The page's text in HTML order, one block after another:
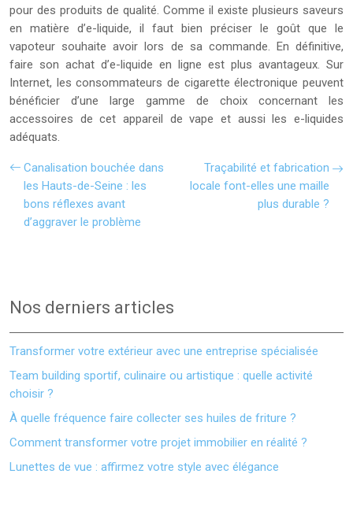
pour des produits de qualité. Comme il existe plusieurs saveurs
en matière d’e-liquide, il faut bien préciser le goût que le
vapoteur souhaite avoir lors de sa commande. En définitive,
faire son achat d’e-liquide en ligne est plus avantageux. Sur
Internet, les consommateurs de cigarette électronique peuvent
bénéficier d’une large gamme de choix concernant les
accessoires de cet appareil de vape et aussi les e-liquides
adéquats.
Canalisation bouchée dans
les Hauts-de-Seine : les
bons réflexes avant
d’aggraver le problème
Traçabilité et fabrication
locale font-elles une maille
plus durable ?
Nos derniers articles
Transformer votre extérieur avec une entreprise spécialisée
Team building sportif, culinaire ou artistique : quelle activité
choisir ?
À quelle fréquence faire collecter ses huiles de friture ?
Comment transformer votre projet immobilier en réalité ?
Lunettes de vue : affirmez votre style avec élégance